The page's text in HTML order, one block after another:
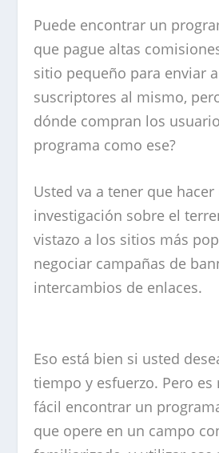
Puede encontrar un
que pague altas
sitio pequeño para enviar
suscriptores al mismo,
dónde compran los
programa como ese?
Usted va a tener que hacer
investigación sobre el
vistazo a los sitios más
negociar campañas de
intercambios de enlaces.
Eso está bien si usted
tiempo y esfuerzo. Pero es
fácil encontrar un
que opere en un campo